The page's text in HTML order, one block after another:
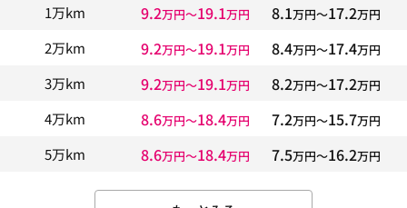
1万km 9.2万円〜19.1万円 8.1万円〜17.2万円
2万km 9.2万円〜19.1万円 8.4万円〜17.4万円
3万km 9.2万円〜19.1万円 8.2万円〜17.2万円
4万km 8.6万円〜18.4万円 7.2万円〜15.7万円
5万km 8.6万円〜18.4万円 7.5万円〜16.2万円